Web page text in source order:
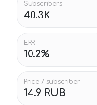
Subscribers
40.3K
ERR
10.2%
Price / subscriber
14.9 RUB